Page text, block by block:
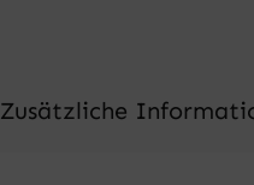
Zusätzliche